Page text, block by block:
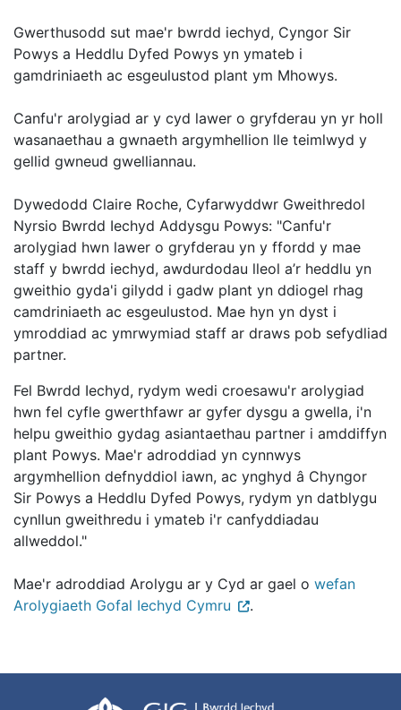
Gwerthusodd sut mae'r bwrdd iechyd, Cyngor Sir
Powys a Heddlu Dyfed Powys yn ymateb i
gamdriniaeth ac esgeulustod plant ym Mhowys.
Canfu'r arolygiad ar y cyd lawer o gryfderau yn yr holl
wasanaethau a gwnaeth argymhellion lle teimlwyd y
gellid gwneud gwelliannau.
Dywedodd Claire Roche, Cyfarwyddwr Gweithredol
Nyrsio Bwrdd Iechyd Addysgu Powys: "Canfu'r
arolygiad hwn lawer o gryfderau yn y ffordd y mae
staff y bwrdd iechyd, awdurdodau lleol a’r heddlu yn
gweithio gyda'i gilydd i gadw plant yn ddiogel rhag
camdriniaeth ac esgeulustod. Mae hyn yn dyst i
ymroddiad ac ymrwymiad staff ar draws pob sefydliad
partner.
Fel Bwrdd Iechyd, rydym wedi croesawu'r arolygiad
hwn fel cyfle gwerthfawr ar gyfer dysgu a gwella, i'n
helpu gweithio gydag asiantaethau partner i amddiffyn
plant Powys. Mae'r adroddiad yn cynnwys
argymhellion defnyddiol iawn, ac ynghyd â Chyngor
Sir Powys a Heddlu Dyfed Powys, rydym yn datblygu
cynllun gweithredu i ymateb i'r canfyddiadau
allweddol."
Mae'r adroddiad Arolygu ar y Cyd ar gael o wefan
Arolygiaeth Gofal Iechyd Cymru
.